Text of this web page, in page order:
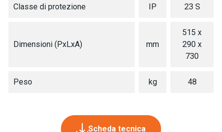
Classe di protezione IP 23 S
Dimensioni (PxLxA) mm
515 x
290 x
730
Peso kg 48
Scheda tecnica